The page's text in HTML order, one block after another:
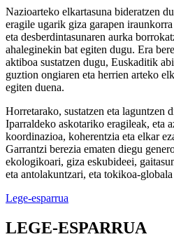
Nazioarteko elkartasuna bideratzen
eragile ugarik giza garapen
eta desberdintasunaren aurka
ahaleginekin bat egiten dugu. Era
aktiboa sustatzen dugu, Euskaditik
guztion ongiaren eta herrien arteko
egiten duena.
Horretarako, sustatzen eta laguntzen
Iparraldeko askotariko eragileak, eta
koordinazioa, koherentzia eta elkar
Garrantzi berezia ematen diegu
ekologikoari, giza eskubideei,
eta antolakuntzari, eta tokikoa-
Lege-esparrua
LEGE-ESPARRUA